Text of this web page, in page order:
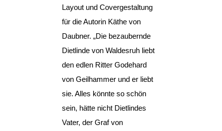
Layout und Covergestaltung
für die Autorin Käthe von
Daubner. „Die bezaubernde
Dietlinde von Waldesruh liebt
den edlen Ritter Godehard
von Geilhammer und er liebt
sie. Alles könnte so schön
sein, hätte nicht Dietlindes
Vater, der Graf von